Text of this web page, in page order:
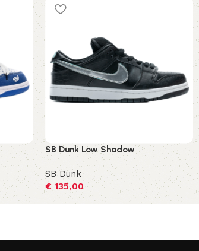
SB Dunk Low Shadow
SB Dunk
€135,00
Opties selecteren